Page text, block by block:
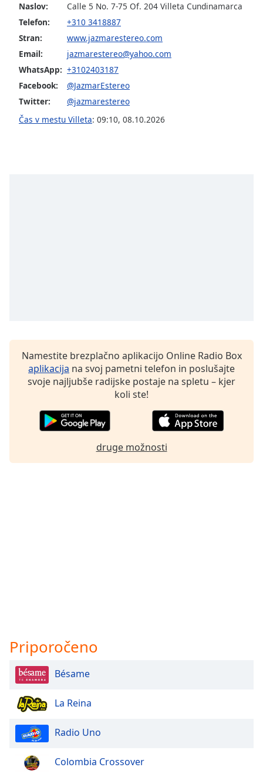
Opacity
Caption
Area
Background
Color
Modal
Naslov:
Calle 5 No. 7-75 Of. 204 Villeta Cundinamarca
Telefon:
+310 3418887
Stran:
www.jazmarestereo.com
Email:
jazmarestereo@yahoo.com
WhatsApp: +3102403187
Facebook:
@JazmarEstereo
Twitter:
@jazmarestereo
Čas v mestu Villeta: 09:10, 08.10.2026
Namestite brezplačno aplikacijo Online Radio Box
aplikacija na svoj pametni telefon in poslušajte
svoje najljubše radijske postaje na spletu – kjer
koli ste!
druge možnosti
Priporočeno
Bésame
La Reina
Radio Uno
Colombia Crossover